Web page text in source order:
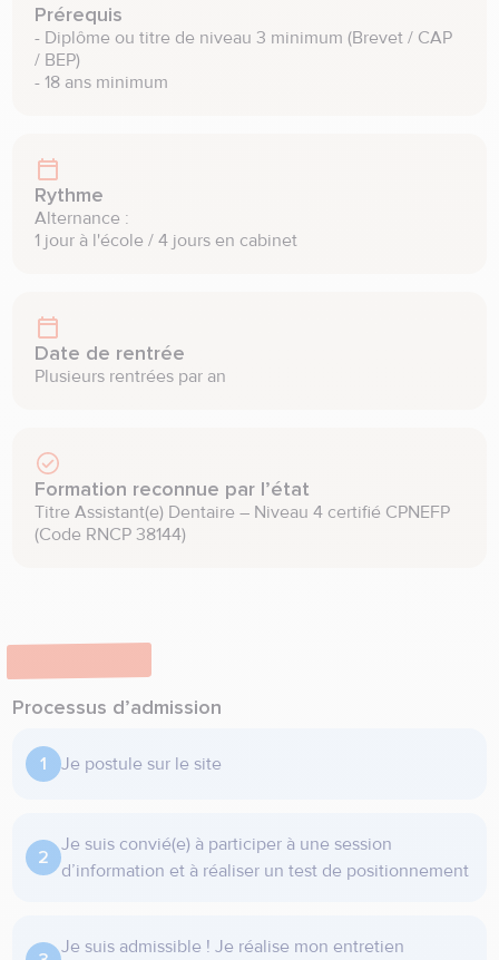
Prérequis
- Diplôme ou titre de niveau 3 minimum (Brevet / CAP
/ BEP)
- 18 ans minimum
Rythme
Alternance :
1 jour à l'école / 4 jours en cabinet
Date de rentrée
Plusieurs rentrées par an
Formation reconnue par l’état
Titre Assistant(e) Dentaire – Niveau 4 certifié CPNEFP
(Code RNCP 38144)
Processus d’admission
Je postule sur le site
Je suis convié(e) à participer à une session
d’information et à réaliser un test de positionnement
Je suis admissible ! Je réalise mon entretien